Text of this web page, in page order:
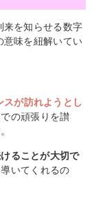
来を知らせる数字
意味を紐解いてい
スが訪れようとし
の頑張りを讃
ることが大切で
いてくれるの